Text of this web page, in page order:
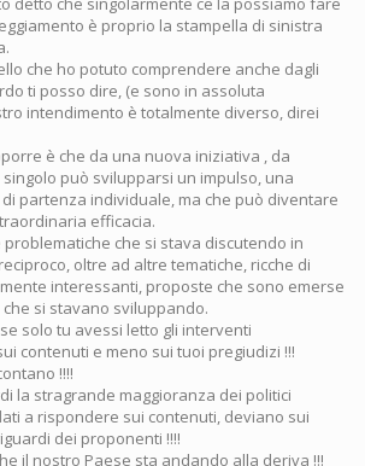
è proprio la stampella di sinistra
che ho potuto comprendere anche dagli
ti posso dire, (e sono in assoluta
intendimento è totalmente diverso, direi
è che da una nuova iniziativa , da
singolo può svilupparsi un impulso, una
partenza individuale, ma che può diventare
efficacia.
che si stava discutendo in
oltre ad altre tematiche, ricche di
interessanti, proposte che sono emerse
si stavano sviluppando.
solo tu avessi letto gli interventi
contenuti e meno sui tuoi pregiudizi !!!
!!!!
la stragrande maggioranza dei politici
a rispondere sui contenuti, deviano sui
dei proponenti !!!!
il nostro Paese sta andando alla deriva !!!